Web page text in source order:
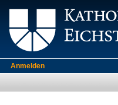
Anmelden